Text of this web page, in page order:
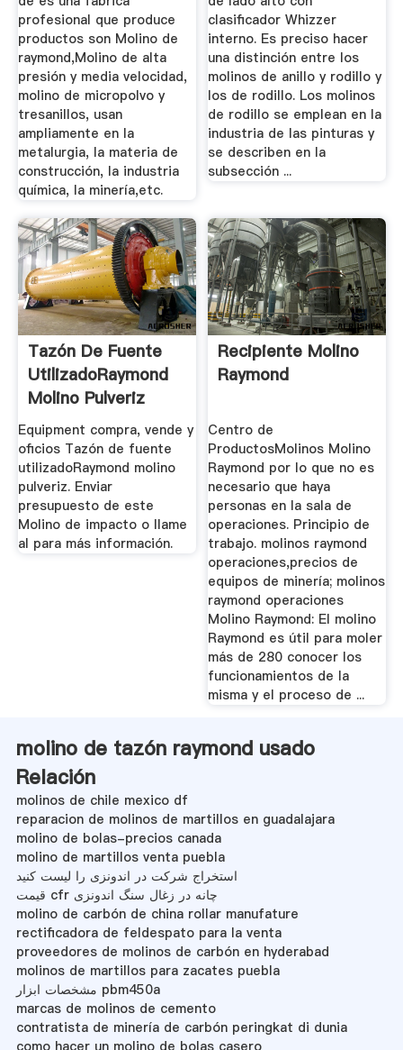
profesional que produce
productos son Molino de
raymond,Molino de alta
presión y media velocidad,
molino de micropolvo y
tresanillos, usan
ampliamente en la
metalurgia, la materia de
construcción, la industria
química, la minería,etc.
clasificador Whizzer
interno. Es preciso hacer
una distinción entre los
molinos de anillo y rodillo y
los de rodillo. Los molinos
de rodillo se emplean en la
industria de las pinturas y
se describen en la
subsección ...
Tazón De Fuente
UtilizadoRaymond
Molino Pulveriz
Equipment compra, vende y
oficios Tazón de fuente
utilizadoRaymond molino
pulveriz. Enviar
presupuesto de este
Molino de impacto o llame
al para más información.
Recipiente Molino
Raymond
Centro de
ProductosMolinos Molino
Raymond por lo que no es
necesario que haya
personas en la sala de
operaciones. Principio de
trabajo. molinos raymond
operaciones,precios de
equipos de minería; molinos
raymond operaciones
Molino Raymond: El molino
Raymond es útil para moler
más de 280 conocer los
funcionamientos de la
misma y el proceso de ...
molino de tazón raymond usado
Relación
molinos de chile mexico df
reparacion de molinos de martillos en guadalajara
molino de bolas-precios canada
molino de martillos venta puebla
استخراج شرکت در اندونزی را لیست کنید
قیمت cfr چانه در زغال سنگ اندونزی
molino de carbón de china rollar manufature
rectificadora de feldespato para la venta
proveedores de molinos de carbón en hyderabad
molinos de martillos para zacates puebla
مشخصات ابزار pbm450a
marcas de molinos de cemento
contratista de minería de carbón peringkat di dunia
como hacer un molino de bolas casero